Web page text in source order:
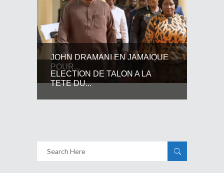
JOHN DRAMANI EN JAMAIQUE
POUR...
ELECTION DE TALON A LA
TETE DU...